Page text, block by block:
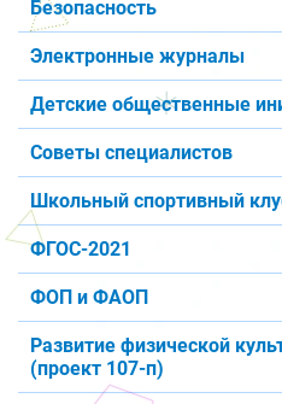
Безопасность
Электронные журналы
Детские общественные
Советы специалистов
Школьный спортивный
ФГОС-2021
ФОП и ФАОП
Развитие физической
(проект 107-п)